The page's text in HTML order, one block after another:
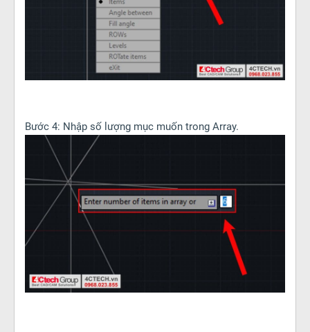
Bước 4: Nhập số lượng mục muốn trong Array.